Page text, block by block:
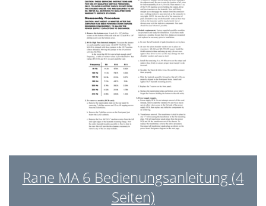
Rane MA 6 Bedienungsanleitung (4
Seiten)